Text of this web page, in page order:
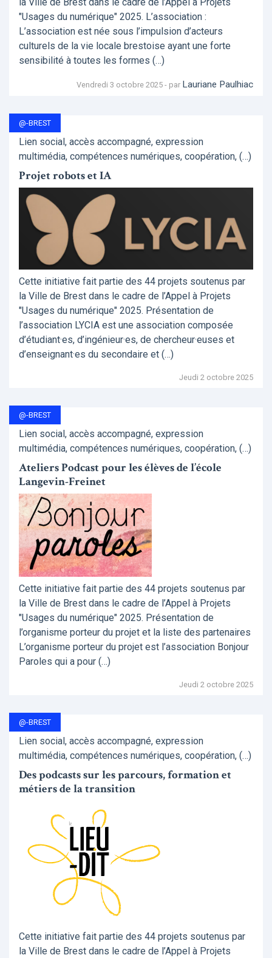
"Usages du numérique" 2025. L’association :
L’association est née sous l’impulsion d’acteurs
culturels de la vie locale brestoise ayant une forte
sensibilité à toutes les formes (…)
Vendredi 3 octobre 2025 - par Lauriane Paulhiac
@-BREST
Lien social, accès accompagné, expression
multimédia, compétences numériques, coopération, (…)
Projet robots et IA
Cette initiative fait partie des 44 projets soutenus par
la Ville de Brest dans le cadre de l’Appel à Projets
"Usages du numérique" 2025. Présentation de
l’association LYCIA est une association composée
d’étudiant·es, d’ingénieur·es, de chercheur·euses et
d’enseignant·es du secondaire et (…)
Jeudi 2 octobre 2025
@-BREST
Lien social, accès accompagné, expression
multimédia, compétences numériques, coopération, (…)
Ateliers Podcast pour les élèves de l’école
Langevin-Freinet
Cette initiative fait partie des 44 projets soutenus par
la Ville de Brest dans le cadre de l’Appel à Projets
"Usages du numérique" 2025. Présentation de
l’organisme porteur du projet et la liste des partenaires
L’organisme porteur du projet est l’association Bonjour
Paroles qui a pour (…)
Jeudi 2 octobre 2025
@-BREST
Lien social, accès accompagné, expression
multimédia, compétences numériques, coopération, (…)
Des podcasts sur les parcours, formation et
métiers de la transition
Cette initiative fait partie des 44 projets soutenus par
la Ville de Brest dans le cadre de l’Appel à Projets